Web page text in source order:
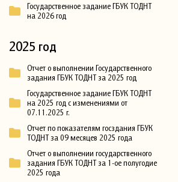
Государственное задание ГБУК ТОДНТ
на 2026 год
2025 год
Отчет о выполнении Государственного
задания ГБУК ТОДНТ за 2025 год
Государственное задание ГБУК ТОДНТ
на 2025 год с изменениями от
07.11.2025 г.
Отчет по показателям госздания ГБУК
ТОДНТ за 09 месяцев 2025 года
Отчет о выполнении государственного
задания ГБУК ТОДНТ за 1-ое полугодие
2025 года